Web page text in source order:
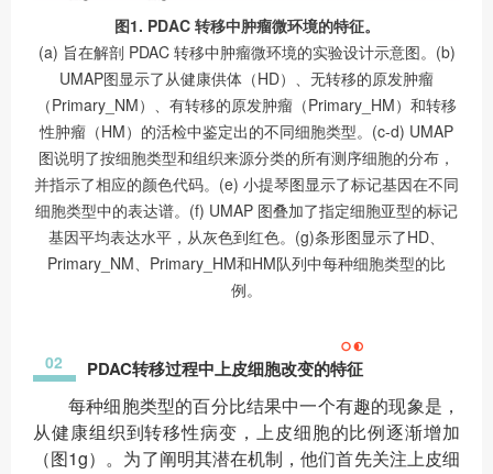
图1. PDAC 转移中肿瘤微环境的特征。
(a) 旨在解剖 PDAC 转移中肿瘤微环境的实验设计示意图。(b)
UMAP图显示了从健康供体（HD）、无转移的原发肿瘤
（Primary_NM）、有转移的原发肿瘤（Primary_HM）和转移
性肿瘤（HM）的活检中鉴定出的不同细胞类型。(c-d) UMAP
图说明了按细胞类型和组织来源分类的所有测序细胞的分布，
并指示了相应的颜色代码。(e) 小提琴图显示了标记基因在不同
细胞类型中的表达谱。(f) UMAP 图叠加了指定细胞亚型的标记
基因平均表达水平，从灰色到红色。(g)条形图显示了HD、
Primary_NM、Primary_HM和HM队列中每种细胞类型的比
例。
02 PDAC转移过程中上皮细胞改变的特征
每种细胞类型的百分比结果中一个有趣的现象是，
从健康组织到转移性病变，上皮细胞的比例逐渐增加
（图1g）。为了阐明其潜在机制，他们首先关注上皮细